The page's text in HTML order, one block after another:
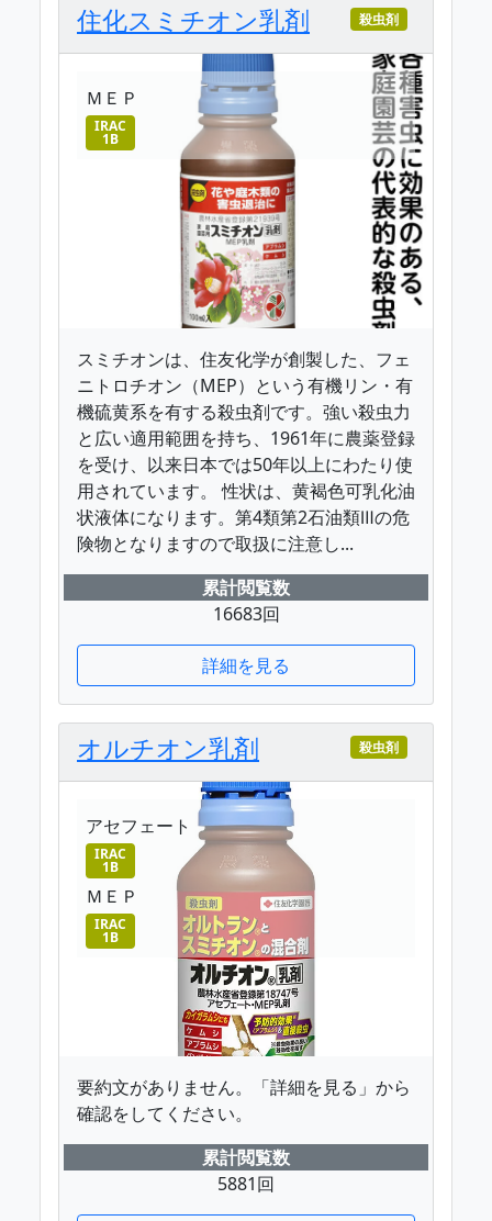
住化スミチオン乳剤 殺虫剤
ＭＥＰ
IRAC
1B
スミチオンは、住友化学が創製した、フェ
ニトロチオン（MEP）という有機リン・有
機硫黄系を有する殺虫剤です。強い殺虫力
と広い適用範囲を持ち、1961年に農薬登録
を受け、以来日本では50年以上にわたり使
用されています。 性状は、黄褐色可乳化油
状液体になります。第4類第2石油類Ⅲの危
険物となりますので取扱に注意し...
累計閲覧数
16683回
詳細を見る
オルチオン乳剤 殺虫剤
アセフェート
IRAC
1B
ＭＥＰ
IRAC
1B
要約文がありません。「詳細を見る」から
確認をしてください。
累計閲覧数
5881回